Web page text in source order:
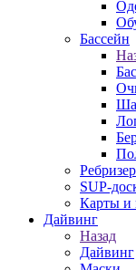
Бассейн
SUP-
Карты и
Дайвинг
Назад
Дайвинг